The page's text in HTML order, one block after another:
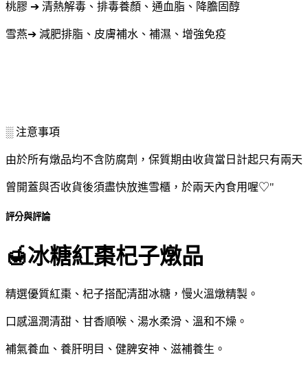
桃膠 ➔ 清熱解毒、排毒養顏、通血脂、降膽固醇
雪燕➔ 減肥排脂、皮膚補水、補濕、增強免疫
░ 注意事項
由於所有燉品均不含防腐劑，保質期由收貨當日計起只有兩天
曾開蓋與否收貨後須盡快放進雪櫃，於兩天內食用喔♡"
評分與評論
🍯冰糖紅棗杞子燉品
精選優質紅棗、杞子搭配清甜冰糖，慢火溫燉精製。
口感溫潤清甜、甘香順喉、湯水柔滑、溫和不燥。
補氣養血、養肝明目、健脾安神、滋補養生。